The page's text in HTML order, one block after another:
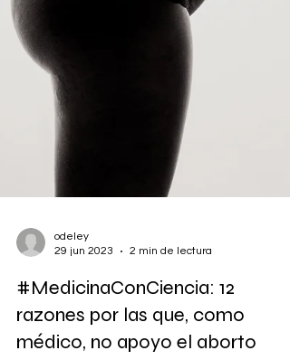
odeley
29 jun 2023
2 min de lectura
#MedicinaConCiencia: 12